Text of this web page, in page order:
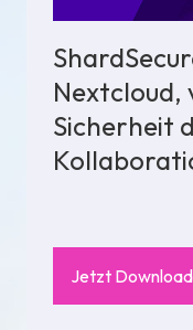
Nextcloud,
Sicherheit
Jetzt